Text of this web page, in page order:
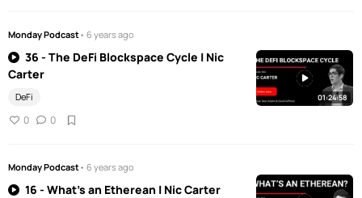
Monday Podcast• 6 years ago
36 - The DeFi Blockspace Cycle | Nic
Carter
DeFi
0 0
01:24:58
Monday Podcast• 6 years ago
16 - What's an Etherean | Nic Carter